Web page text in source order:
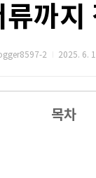
류까지
2 2025. 6.
목차